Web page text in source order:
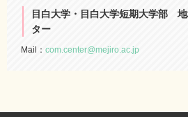
目白大学・目白大学短期大学部
ター
Mail： com.center@mejiro.ac.jp